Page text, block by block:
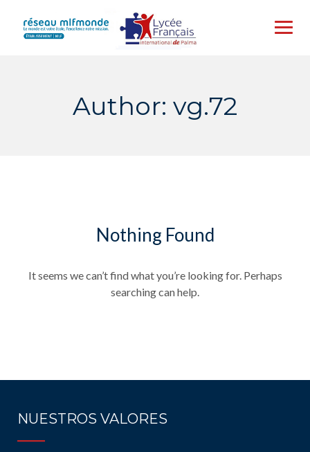
content
Author: vg.72
Nothing Found
It seems we can’t find what you’re looking for. Perhaps
searching can help.
NUESTROS VALORES